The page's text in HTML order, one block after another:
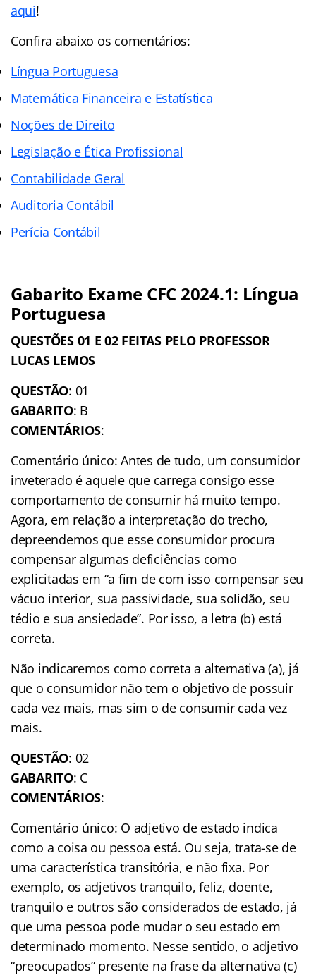
aqui!
Confira abaixo os comentários:
Língua Portuguesa
Matemática Financeira e Estatística
Noções de Direito
Legislação e Ética Profissional
Contabilidade Geral
Auditoria Contábil
Perícia Contábil
Gabarito Exame CFC 2024.1: Língua
Portuguesa
QUESTÕES 01 E 02 FEITAS PELO PROFESSOR
LUCAS LEMOS
QUESTÃO: 01
GABARITO: B
COMENTÁRIOS:
Comentário único: Antes de tudo, um consumidor
inveterado é aquele que carrega consigo esse
comportamento de consumir há muito tempo.
Agora, em relação a interpretação do trecho,
depreendemos que esse consumidor procura
compensar algumas deficiências como
explicitadas em “a fim de com isso compensar seu
vácuo interior, sua passividade, sua solidão, seu
tédio e sua ansiedade”. Por isso, a letra (b) está
correta.
Não indicaremos como correta a alternativa (a), já
que o consumidor não tem o objetivo de possuir
cada vez mais, mas sim o de consumir cada vez
mais.
QUESTÃO: 02
GABARITO: C
COMENTÁRIOS:
Comentário único: O adjetivo de estado indica
como a coisa ou pessoa está. Ou seja, trata-se de
uma característica transitória, e não fixa. Por
exemplo, os adjetivos tranquilo, feliz, doente,
tranquilo e outros são considerados de estado, já
que uma pessoa pode mudar o seu estado em
determinado momento. Nesse sentido, o adjetivo
“preocupados” presente na frase da alternativa (c)